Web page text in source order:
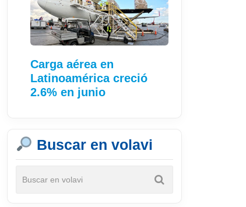
Carga aérea en
Latinoamérica creció
2.6% en junio
Buscar en volavi